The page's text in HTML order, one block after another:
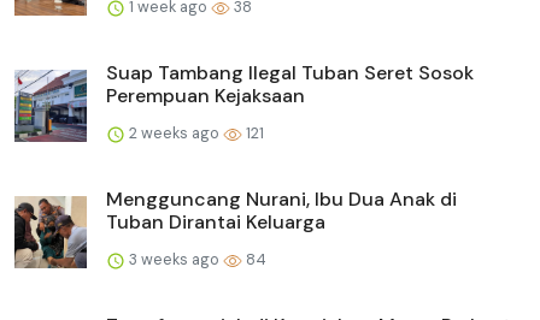
1 week ago 38
Suap Tambang Ilegal Tuban Seret Sosok
Perempuan Kejaksaan
2 weeks ago 121
Mengguncang Nurani, Ibu Dua Anak di
Tuban Dirantai Keluarga
3 weeks ago 84